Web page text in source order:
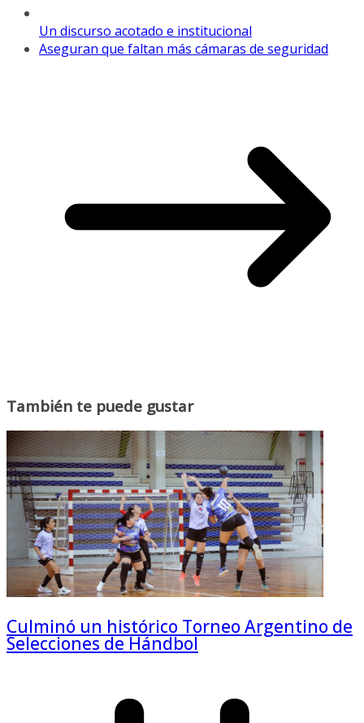
Un discurso acotado e institucional
Aseguran que faltan más cámaras de seguridad
También te puede gustar
Culminó un histórico Torneo Argentino de
Selecciones de Hándbol